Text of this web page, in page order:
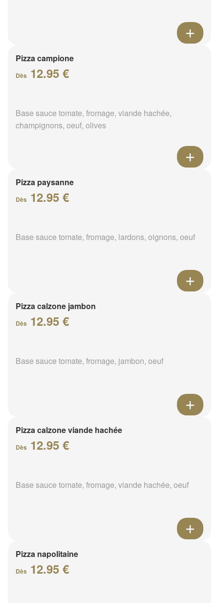
Pizza campione
Dès 12.95 €
Base sauce tomate, fromage, viande hachée,
champignons, oeuf, olives
Pizza paysanne
Dès 12.95 €
Base sauce tomate, fromage, lardons, oignons, oeuf
Pizza calzone jambon
Dès 12.95 €
Base sauce tomate, fromage, jambon, oeuf
Pizza calzone viande hachée
Dès 12.95 €
Base sauce tomate, fromage, viande hachée, oeuf
Pizza napolitaine
Dès 12.95 €